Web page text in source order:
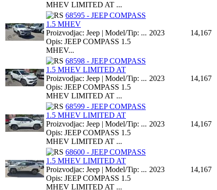
MHEV LIMITED AT ...
68595 - JEEP COMPASS
1.5 MHEV
Proizvodjac: Jeep | Model/Tip: ...
Opis: JEEP COMPASS 1.5
MHEV...
2023 14,167
68598 - JEEP COMPASS
1.5 MHEV LIMITED AT
Proizvodjac: Jeep | Model/Tip: ...
Opis: JEEP COMPASS 1.5
MHEV LIMITED AT ...
2023 14,167
68599 - JEEP COMPASS
1.5 MHEV LIMITED AT
Proizvodjac: Jeep | Model/Tip: ...
Opis: JEEP COMPASS 1.5
MHEV LIMITED AT ...
2023 14,167
68600 - JEEP COMPASS
1.5 MHEV LIMITED AT
Proizvodjac: Jeep | Model/Tip: ...
Opis: JEEP COMPASS 1.5
MHEV LIMITED AT ...
2023 14,167